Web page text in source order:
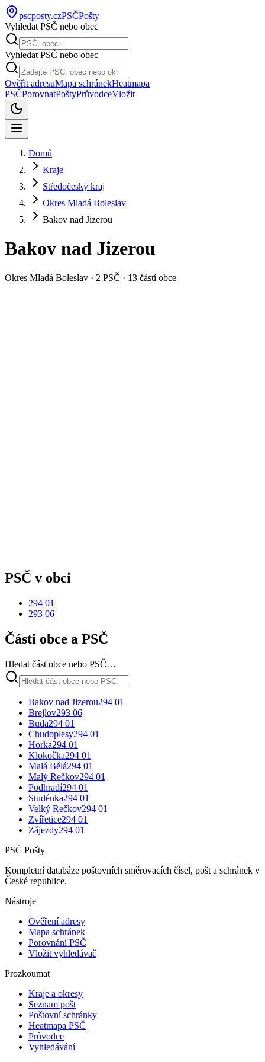
pscposty.czPSČPošty
Vyhledat PSČ nebo obec
Vyhledat PSČ nebo obec
Ověřit adresuMapa schránekHeatmapa
PSČPorovnatPoštyPrůvodceVložit
Domů
Kraje
Středočeský kraj
Okres Mladá Boleslav
Bakov nad Jizerou
Bakov nad Jizerou
Okres Mladá Boleslav · 2 PSČ · 13 částí obce
PSČ v obci
294 01
293 06
Části obce a PSČ
Hledat část obce nebo PSČ…
Bakov nad Jizerou294 01
Brejlov293 06
Buda294 01
Chudoplesy294 01
Horka294 01
Klokočka294 01
Malá Bělá294 01
Malý Rečkov294 01
Podhradí294 01
Studénka294 01
Velký Rečkov294 01
Zvířetice294 01
Zájezdy294 01
PSČ Pošty
Kompletní databáze poštovních směrovacích čísel, pošt a schránek v
České republice.
Nástroje
Ověření adresy
Mapa schránek
Porovnání PSČ
Vložit vyhledávač
Prozkoumat
Kraje a okresy
Seznam pošt
Poštovní schránky
Heatmapa PSČ
Průvodce
Vyhledávání